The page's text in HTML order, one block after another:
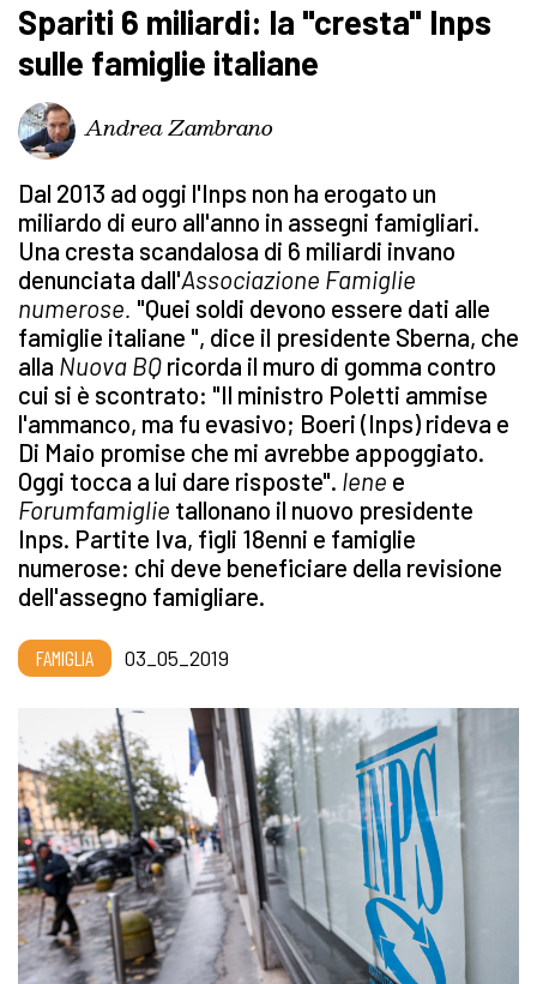
Spariti 6 miliardi: la "cresta" Inps
sulle famiglie italiane
Andrea Zambrano
Dal 2013 ad oggi l'Inps non ha erogato un
miliardo di euro all'anno in assegni famigliari.
Una cresta scandalosa di 6 miliardi invano
denunciata dall'Associazione Famiglie
numerose. "Quei soldi devono essere dati alle
famiglie italiane ", dice il presidente Sberna, che
alla Nuova BQ ricorda il muro di gomma contro
cui si è scontrato: "Il ministro Poletti ammise
l'ammanco, ma fu evasivo; Boeri (Inps) rideva e
Di Maio promise che mi avrebbe appoggiato.
Oggi tocca a lui dare risposte". Iene e
Forumfamiglie tallonano il nuovo presidente
Inps. Partite Iva, figli 18enni e famiglie
numerose: chi deve beneficiare della revisione
dell'assegno famigliare.
FAMIGLIA 03_05_2019